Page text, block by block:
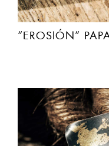
“EROSIÓN”